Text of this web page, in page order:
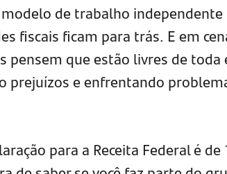
de trabalho independente
fiscais ficam para trás. E em
que estão livres de toda
prejuízos e enfrentando
para a Receita Federal é de